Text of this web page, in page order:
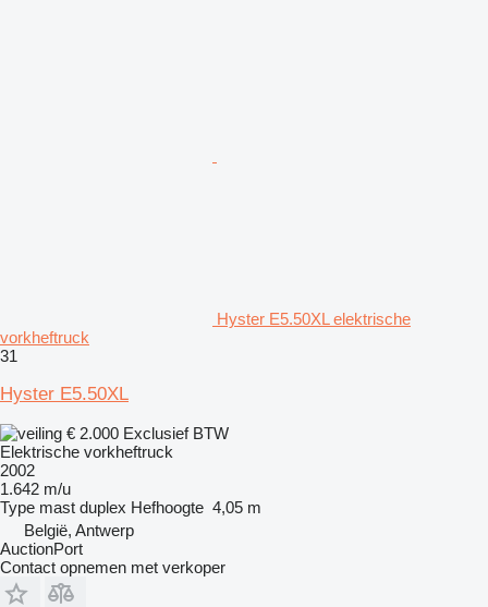
Hyster E5.50XL elektrische
vorkheftruck
31
Hyster E5.50XL
€ 2.000 Exclusief BTW
Elektrische vorkheftruck
2002
1.642 m/u
Type mast duplex Hefhoogte 4,05 m
België, Antwerp
AuctionPort
Contact opnemen met verkoper